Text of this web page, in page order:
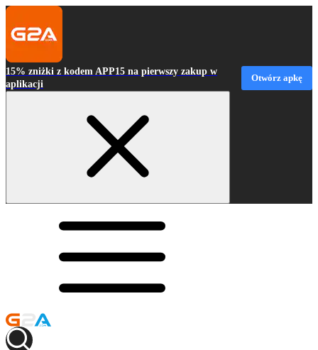
15% zniżki z kodem APP15 na pierwszy zakup w
aplikacji
Otwórz apkę